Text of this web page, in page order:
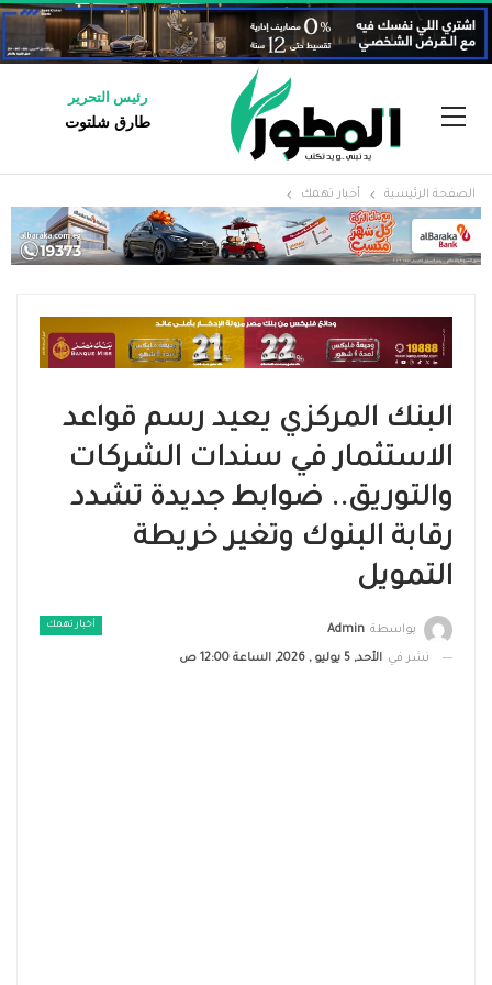
رئيس التحرير
طارق شلتوت
الصفحة الرئيسية أخبار تهمك
البنك المركزي يعيد رسم قواعد
الاستثمار في سندات الشركات
والتوريق.. ضوابط جديدة تشدد
رقابة البنوك وتغير خريطة
التمويل
أخبار تهمك بواسطة Admin
نشر في الأحد, 5 يوليو , 2026, الساعة 12:00 ص